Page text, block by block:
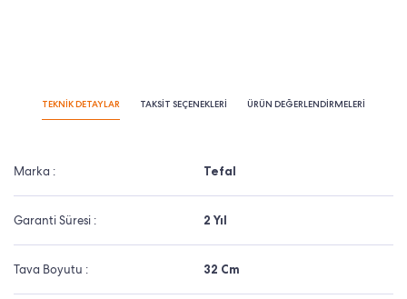
TEKNİK DETAYLAR TAKSİT SEÇENEKLERİ ÜRÜN DEĞERLENDİRMELERİ
Marka : Tefal
Garanti Süresi : 2 Yıl
Tava Boyutu : 32 Cm